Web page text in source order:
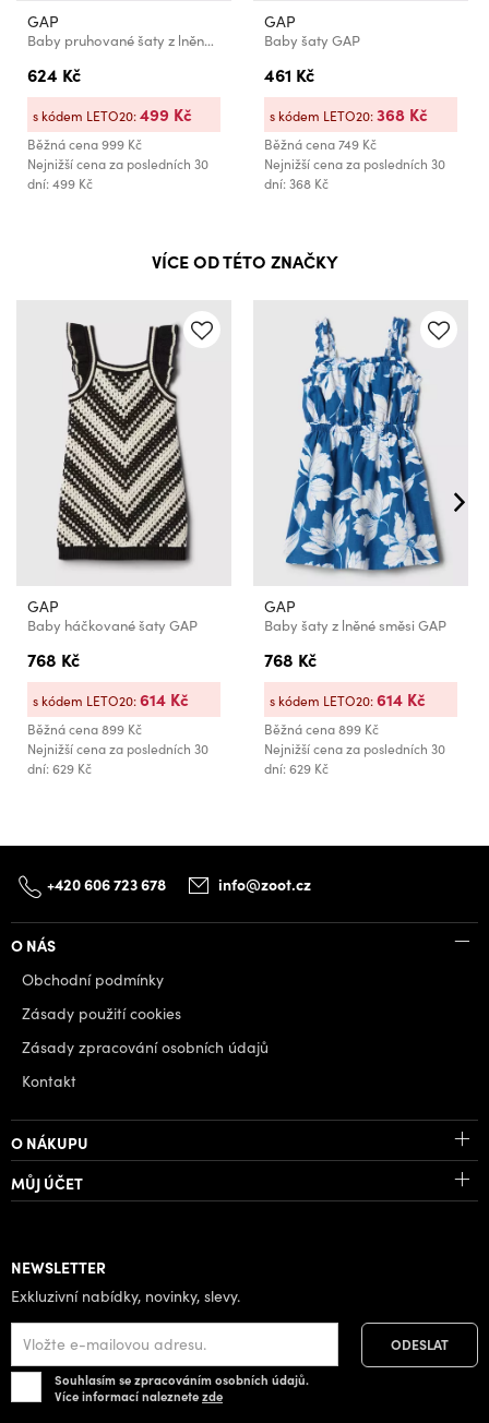
GAP
Baby pruhované šaty z lněné směsi GAP
624 Kč
Běžná cena999 Kč
Nejnižší cena za posledních 30
dní: 499 Kč
s kódem LETO20:499 Kč
GAP
Baby šaty GAP
461 Kč
Běžná cena749 Kč
Nejnižší cena za posledních 30
dní: 368 Kč
s kódem LETO20:368 Kč
VÍCE OD TÉTO ZNAČKY
GAP
Baby háčkované šaty GAP
768 Kč
Běžná cena899 Kč
Nejnižší cena za posledních 30
dní: 629 Kč
s kódem LETO20:614 Kč
GAP
Baby šaty z lněné směsi GAP
768 Kč
Běžná cena899 Kč
Nejnižší cena za posledních 30
dní: 629 Kč
s kódem LETO20:614 Kč
+420 606 723 678 info@zoot.cz
O NÁS
Obchodní podmínky
Zásady použití cookies
Zásady zpracování osobních údajů
Kontakt
O NÁKUPU
MŮJ ÚČET
NEWSLETTER
Exkluzivní nabídky, novinky, slevy.
Souhlasím se zpracováním osobních údajů.
Více informací naleznetezde